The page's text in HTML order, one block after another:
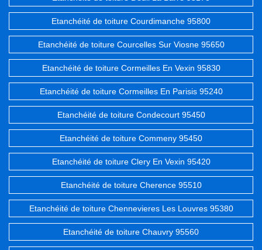
Etanchéité de toiture Courdimanche 95800
Etanchéité de toiture Courcelles Sur Viosne 95650
Etanchéité de toiture Cormeilles En Vexin 95830
Etanchéité de toiture Cormeilles En Parisis 95240
Etanchéité de toiture Condecourt 95450
Etanchéité de toiture Commeny 95450
Etanchéité de toiture Clery En Vexin 95420
Etanchéité de toiture Cherence 95510
Etanchéité de toiture Chennevieres Les Louvres 95380
Etanchéité de toiture Chauvry 95560